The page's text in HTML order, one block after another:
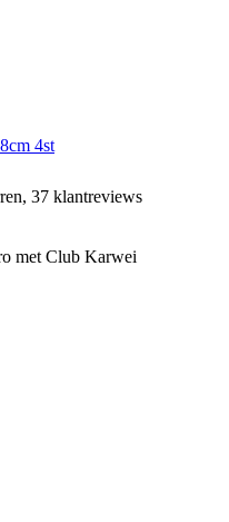
4st
37 klantreviews
met Club Karwei